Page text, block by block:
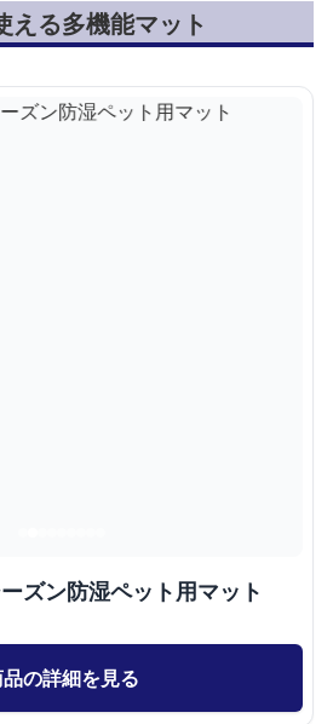
える多機能マット
ズン防湿ペット用マット
の詳細を見る